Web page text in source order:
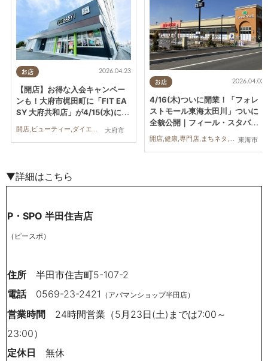
お店
大府市
2026.04.23
【開店】お得な入会キャンペー
ンも！大府市梶田町に「FIT EA
SY 大府共和店」が4/15(水)にオ
お店
東海市
2026.04.03
4/16(木)ついに開業！「フォレ
ストモール東海太田川」ついに
全貌公開｜フィール・スタバ・
ケーズデンキほか／ちたまる広
告
開店,健康,専門店,まちネタ,ちたまる広告
▼詳細はこちら
P・SPO 半田住吉店
（ピースポ）
住所 半田市住吉町5-107-2
電話0569-23-2421 （アパマンショップ半田店）
営業時間 24時間営業（5月23日(土)までは7:00～
23:00）
定休日 無休